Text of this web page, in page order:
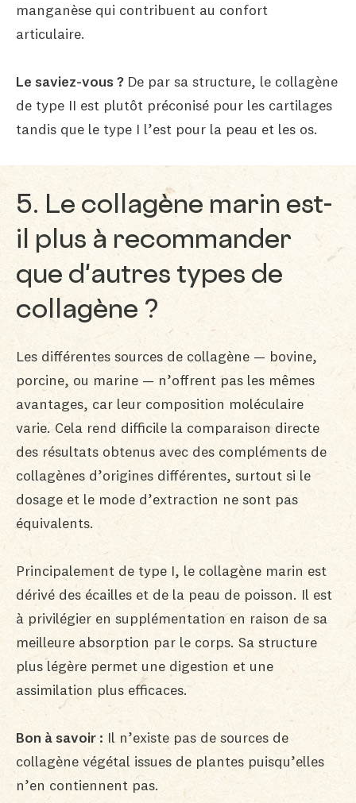
manganèse qui contribuent au confort
articulaire.
Le saviez-vous ? De par sa structure, le collagène
de type II est plutôt préconisé pour les cartilages
tandis que le type I l’est pour la peau et les os.
5. Le collagène marin est-
il plus à recommander
que d'autres types de
collagène ?
Les différentes sources de collagène — bovine,
porcine, ou marine — n’offrent pas les mêmes
avantages, car leur composition moléculaire
varie. Cela rend difficile la comparaison directe
des résultats obtenus avec des compléments de
collagènes d’origines différentes, surtout si le
dosage et le mode d’extraction ne sont pas
équivalents.
Principalement de type I, le collagène marin est
dérivé des écailles et de la peau de poisson. Il est
à privilégier en supplémentation en raison de sa
meilleure absorption par le corps. Sa structure
plus légère permet une digestion et une
assimilation plus efficaces.
Bon à savoir : Il n’existe pas de sources de
collagène végétal issues de plantes puisqu’elles
n’en contiennent pas.